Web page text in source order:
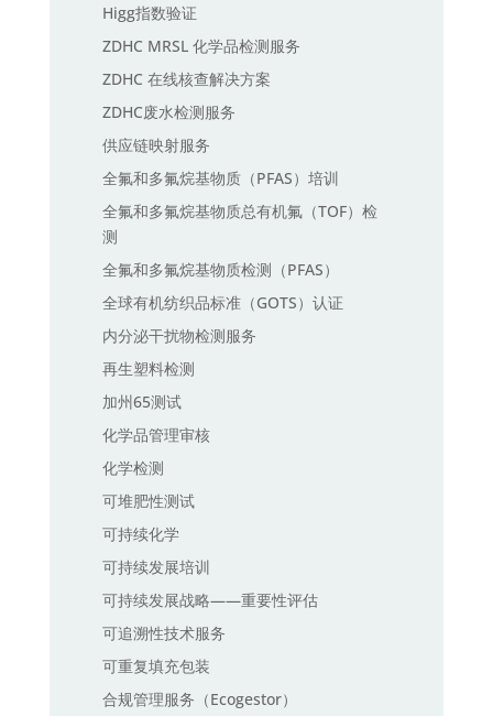
Higg指数验证
ZDHC MRSL 化学品检测服务
ZDHC 在线核查解决方案
ZDHC废水检测服务
供应链映射服务
全氟和多氟烷基物质（PFAS）培训
全氟和多氟烷基物质总有机氟（TOF）检
测
全氟和多氟烷基物质检测（PFAS）
全球有机纺织品标准（GOTS）认证
内分泌干扰物检测服务
再生塑料检测
加州65测试
化学品管理审核
化学检测
可堆肥性测试
可持续化学
可持续发展培训
可持续发展战略——重要性评估
可追溯性技术服务
可重复填充包装
合规管理服务（Ecogestor）